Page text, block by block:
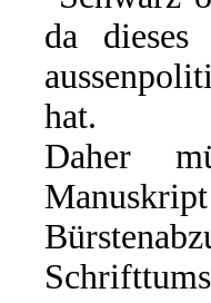
da dieses
hat.
Daher